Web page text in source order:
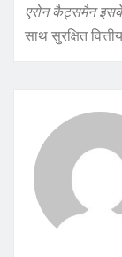
एरोन कैट्समैन
साथ सुरक्षित